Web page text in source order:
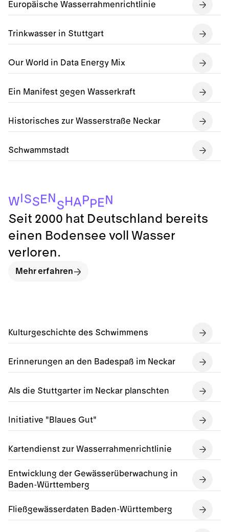
Europäische Wasserrahmenrichtlinie
Trinkwasser in Stuttgart
Our World in Data Energy Mix
Ein Manifest gegen Wasserkraft
Historisches zur Wasserstraße Neckar
Schwammstadt
Kulturgeschichte des Schwimmens
Erinnerungen an den Badespaß im Neckar
Als die Stuttgarter im Neckar planschten
Initiative "Blaues Gut"
Kartendienst zur Wasserrahmenrichtlinie
Entwicklung der Gewässerüberwachung in
Baden-Württemberg
Fließgewässerdaten Baden-Württemberg
W SS EN
S H A PP E N
Seit 2000 hat Deutschland bereits
einen Bodensee voll Wasser
verloren.
Mehr erfahren